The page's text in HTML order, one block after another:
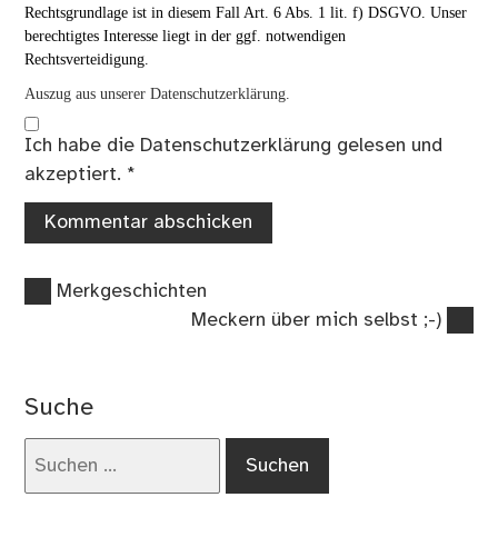
Rechtsgrundlage ist in diesem Fall Art. 6 Abs. 1 lit. f) DSGVO. Unser
berechtigtes Interesse liegt in der ggf. notwendigen
Rechtsverteidigung.
Auszug aus unserer Datenschutzerklärung.
Ich habe die Datenschutzerklärung gelesen und
akzeptiert. *
Beitragsnavigation
Vorheriger
Merkgeschichten
Nächster
Meckern über mich selbst ;-)
Suche